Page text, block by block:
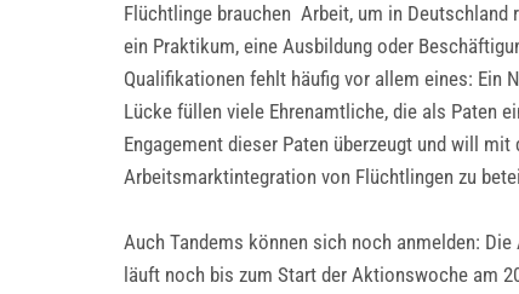
Flüchtlinge brauchen Arbeit, um in
ein Praktikum, eine Ausbildung oder
Qualifikationen fehlt häufig vor allem eines: Ein
Lücke füllen viele Ehrenamtliche, die als Paten
Engagement dieser Paten überzeugt und will
Arbeitsmarktintegration von Flüchtlingen zu
Auch Tandems können sich noch anmelden:
läuft noch bis zum Start der Aktionswoche am